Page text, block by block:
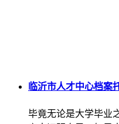
临沂市人才中心档案
毕竟无论是大学毕业